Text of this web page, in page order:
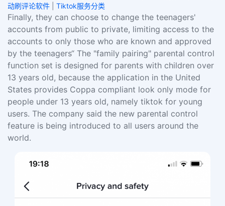
动刷评论软件
Tiktok服务分类
Finally, they can choose to change the teenagers'
accounts from public to private, limiting access to the
accounts to only those who are known and approved
by the teenagers“ The "family pairing" parental control
function set is designed for parents with children over
13 years old, because the application in the United
States provides Coppa compliant look only mode for
people under 13 years old, namely tiktok for young
users. The company said the new parental control
feature is being introduced to all users around the
world.